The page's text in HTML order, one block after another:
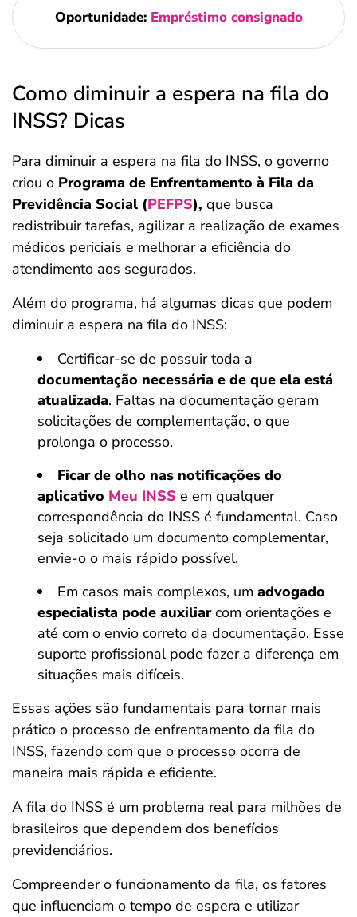
Oportunidade: Empréstimo consignado
Como diminuir a espera na fila do
INSS? Dicas
Para diminuir a espera na fila do INSS, o governo
criou o Programa de Enfrentamento à Fila da
Previdência Social (PEFPS), que busca
redistribuir tarefas, agilizar a realização de exames
médicos periciais e melhorar a eficiência do
atendimento aos segurados.
Além do programa, há algumas dicas que podem
diminuir a espera na fila do INSS:
Certificar-se de possuir toda a
documentação necessária e de que ela está
atualizada. Faltas na documentação geram
solicitações de complementação, o que
prolonga o processo.
Ficar de olho nas notificações do
aplicativo Meu INSS e em qualquer
correspondência do INSS é fundamental. Caso
seja solicitado um documento complementar,
envie-o o mais rápido possível.
Em casos mais complexos, um advogado
especialista pode auxiliarcom orientações e
até com o envio correto da documentação. Esse
suporte profissional pode fazer a diferença em
situações mais difíceis.
Essas ações são fundamentais para tornar mais
prático o processo de enfrentamento da fila do
INSS, fazendo com que o processo ocorra de
maneira mais rápida e eficiente.
A fila do INSS é um problema real para milhões de
brasileiros que dependem dos benefícios
previdenciários.
Compreender o funcionamento da fila, os fatores
que influenciam o tempo de espera e utilizar